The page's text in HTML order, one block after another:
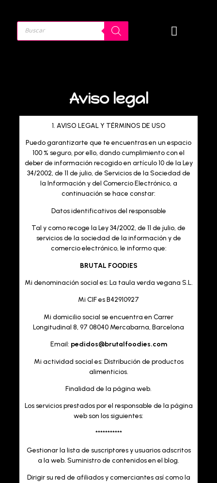
Aviso legal
1. AVISO LEGAL Y TÉRMINOS DE USO
Puedo garantizarte que te encuentras en un espacio
100 % seguro, por ello, dando cumplimiento con el
deber de información recogido en artículo 10 de la Ley
34/2002, de 11 de julio, de Servicios de la Sociedad de
la Información y del Comercio Electrónico, a
continuación se hace constar:
Datos identificativos del responsable
Tal y como recoge la Ley 34/2002, de 11 de julio, de
servicios de la sociedad de la información y de
comercio electrónico, le informo que:
BRUTAL FOODIES
Mi denominación social es: La taula verda vegana S.L.
Mi CIF es B42910927
Mi domicilio social se encuentra en Carrer
Longitudinal 8, 97 08040 Mercabarna, Barcelona
Email: pedidos@brutalfoodies.com
Mi actividad social es: Distribución de productos
alimenticios.
Finalidad de la página web.
Los servicios prestados por el responsable de la página
web son los siguientes:
***********
Gestionar la lista de suscriptores y usuarios adscritos
a la web. Suministro de contenidos en el blog.
Dirigir su red de afiliados y comerciantes así como la